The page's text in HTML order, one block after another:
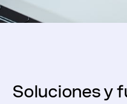
Soluciones y